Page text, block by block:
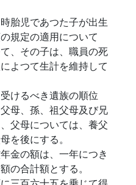
胎児であつた子が出生
規定の適用について
、その子は、職員の死
よつて生計を維持して
けるべき遺族の順位
母、孫、祖父母及び兄
父母については、養父
を後にする。
金の額は、一年につき
の合計額とする。